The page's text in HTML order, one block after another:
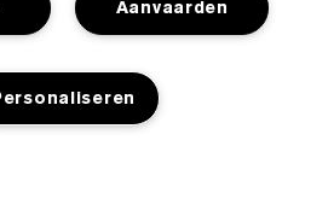
Aanvaarden